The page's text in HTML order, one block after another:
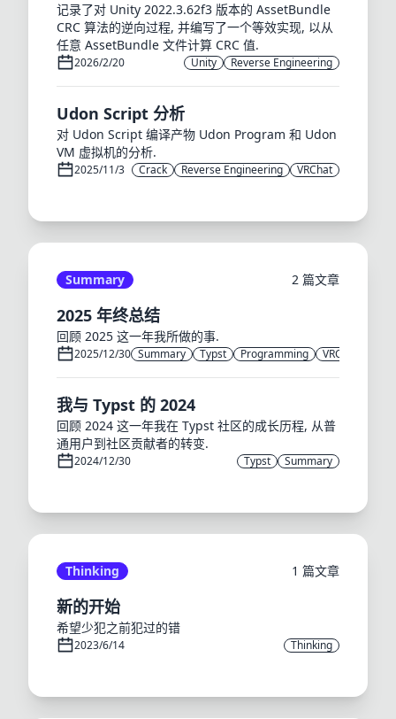
记录了对 Unity 2022.3.62f3 版本的 AssetBundle
CRC 算法的逆向过程, 并编写了一个等效实现, 以从
任意 AssetBundle 文件计算 CRC 值.
2026/2/20 Unity Reverse Engineering
Udon Script 分析
对 Udon Script 编译产物 Udon Program 和 Udon
VM 虚拟机的分析.
2025/11/3 Crack Reverse Engineering VRChat
Summary 2 篇文章
2025 年终总结
回顾 2025 这一年我所做的事.
2025/12/30 Summary Typst Programming VRChat
我与 Typst 的 2024
回顾 2024 这一年我在 Typst 社区的成长历程, 从普
通用户到社区贡献者的转变.
2024/12/30 Typst Summary
Thinking 1 篇文章
新的开始
希望少犯之前犯过的错
2023/6/14 Thinking